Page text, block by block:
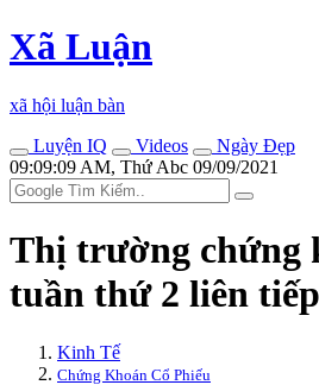
Xã Luận
xã hội luận bàn
Luyện IQ
Videos
Ngày Đẹp
09:09:09 AM, Thứ Abc 09/09/2021
Thị trường chứng
tuần thứ 2 liên tiếp
Kinh Tế
Chứng Khoán Cổ Phiếu